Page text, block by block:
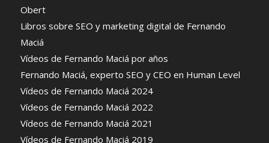
Obert
Libros sobre SEO y marketing digital de Fernando
Maciá
Vídeos de Fernando Maciá por años
Fernando Maciá, experto SEO y CEO en Human Level
Vídeos de Fernando Maciá 2024
Vídeos de Fernando Maciá 2022
Vídeos de Fernando Maciá 2021
Vídeos de Fernando Maciá 2019